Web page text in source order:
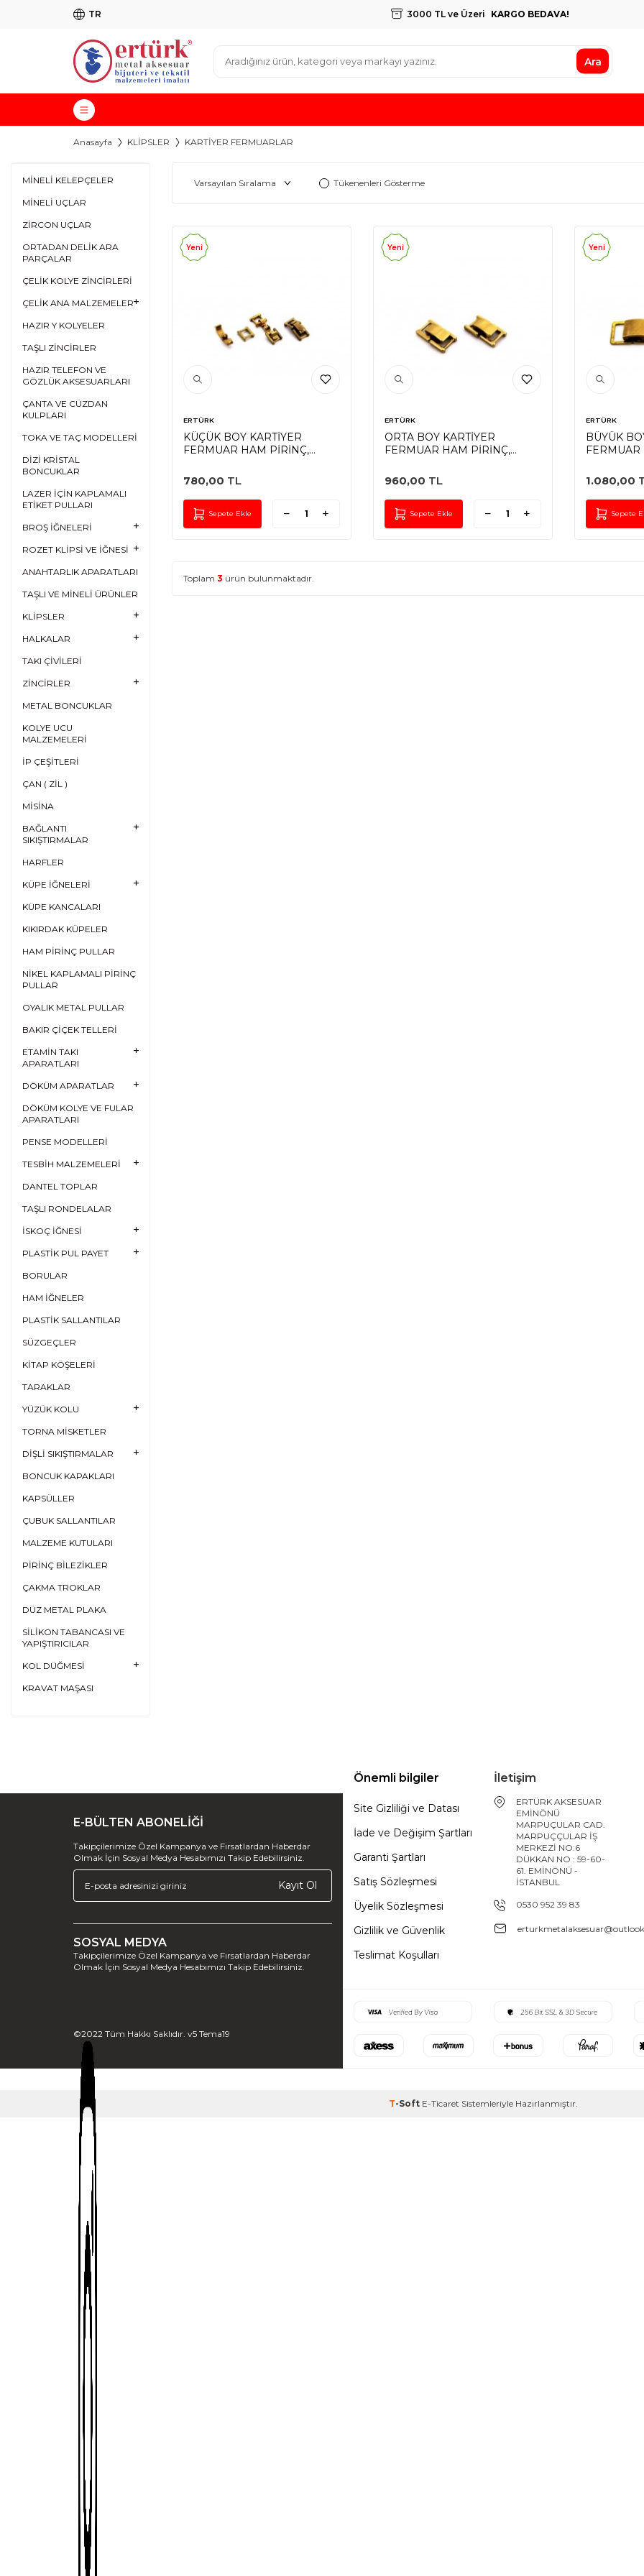
TR 3000 TL ve Üzeri KARGO BEDAVA!
Ara
Anasayfa KLİPSLER KARTİYER FERMUARLAR
MİNELİ KELEPÇELER
MİNELİ UÇLAR
ZİRCON UÇLAR
ORTADAN DELİK ARA
PARÇALAR
ÇELİK KOLYE ZİNCİRLERİ
ÇELİK ANA MALZEMELER
HAZIR Y KOLYELER
TAŞLI ZİNCİRLER
HAZIR TELEFON VE
GÖZLÜK AKSESUARLARI
ÇANTA VE CÜZDAN
KULPLARI
TOKA VE TAÇ MODELLERİ
DİZİ KRİSTAL
BONCUKLAR
LAZER İÇİN KAPLAMALI
ETİKET PULLARI
BROŞ İĞNELERİ
ROZET KLİPSİ VE İĞNESİ
ANAHTARLIK APARATLARI
TAŞLI VE MİNELİ ÜRÜNLER
KLİPSLER
HALKALAR
TAKI ÇİVİLERİ
ZİNCİRLER
METAL BONCUKLAR
KOLYE UCU
MALZEMELERİ
İP ÇEŞİTLERİ
ÇAN ( ZİL )
MİSİNA
BAĞLANTI
SIKIŞTIRMALAR
HARFLER
KÜPE İĞNELERİ
KÜPE KANCALARI
KIKIRDAK KÜPELER
HAM PİRİNÇ PULLAR
NİKEL KAPLAMALI PİRİNÇ
PULLAR
OYALIK METAL PULLAR
BAKIR ÇİÇEK TELLERİ
ETAMİN TAKI
APARATLARI
DÖKÜM APARATLAR
DÖKÜM KOLYE VE FULAR
APARATLARI
PENSE MODELLERİ
TESBİH MALZEMELERİ
DANTEL TOPLAR
TAŞLI RONDELALAR
İSKOÇ İĞNESİ
PLASTİK PUL PAYET
BORULAR
HAM İĞNELER
PLASTİK SALLANTILAR
SÜZGEÇLER
KİTAP KÖŞELERİ
TARAKLAR
YÜZÜK KOLU
TORNA MİSKETLER
DİŞLİ SIKIŞTIRMALAR
BONCUK KAPAKLARI
KAPSÜLLER
ÇUBUK SALLANTILAR
MALZEME KUTULARI
PİRİNÇ BİLEZİKLER
ÇAKMA TROKLAR
DÜZ METAL PLAKA
SİLİKON TABANCASI VE
YAPIŞTIRICILAR
KOL DÜĞMESİ
KRAVAT MAŞASI
Tükenenleri Gösterme
Yeni
ERTÜRK
KÜÇÜK BOY KARTİYER
FERMUAR HAM PİRİNÇ,
mm
780,00 TL
Sepete Ekle
Yeni
ERTÜRK
ORTA BOY KARTİYER
FERMUAR HAM PİRİNÇ,
960,00 TL
Sepete Ekle
Yeni
ERTÜRK
BÜYÜK
1.080,00
Sepete
Toplam 3 ürün bulunmaktadır.
E-BÜLTEN ABONELİĞİ
Takipçilerimize Özel Kampanya ve Fırsatlardan Haberdar
Olmak İçin Sosyal Medya Hesabımızı Takip Edebilirsiniz.
Kayıt Ol
SOSYAL MEDYA
Takipçilerimize Özel Kampanya ve Fırsatlardan Haberdar
Olmak İçin Sosyal Medya Hesabımızı Takip Edebilirsiniz.
©2022 Tüm Hakkı Saklıdır. v5 Tema19
Önemli bilgiler
Site Gizliliği ve Datası
İade ve Değişim Şartları
Garanti Şartları
Satış Sözleşmesi
Üyelik Sözleşmesi
Gizlilik ve Güvenlik
Teslimat Koşulları
İletişim
ERTÜRK AKSESUAR
EMİNÖNÜ
MARPUÇULAR CAD.
MARPUÇÇULAR İŞ
MERKEZİ NO:6
DÜKKAN NO : 59-60-
61. EMİNÖNÜ -
İSTANBUL
0530 952 39 83
T-Soft E-Ticaret Sistemleriyle Hazırlanmıştır.